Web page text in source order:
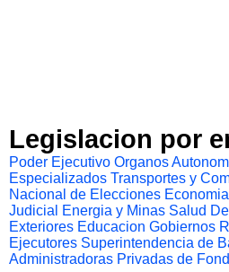
Legislacion por
Poder Ejecutivo Organos
Especializados Transportes y
Nacional de Elecciones
Judicial
Energia y Minas Salud
Exteriores Educacion Gobiernos
Ejecutores Superintendencia de
Administradoras Privadas de